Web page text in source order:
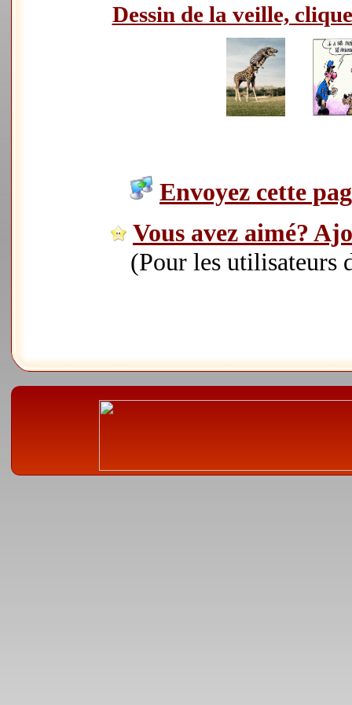
Dessin de la veille,
Envoyez cette
Vous avez aimé?
(Pour les